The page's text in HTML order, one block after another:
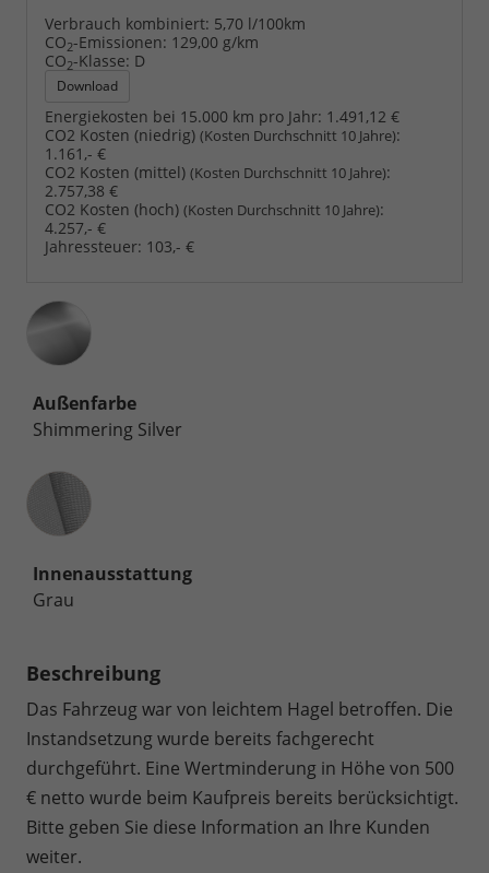
Verbrauch kombiniert: 5,70 l/100km
CO2-Emissionen: 129,00 g/km
CO2-Klasse: D
Download
Energiekosten bei 15.000 km pro Jahr: 1.491,12 €
CO2 Kosten (niedrig) (Kosten Durchschnitt 10 Jahre):
1.161,- €
CO2 Kosten (mittel) (Kosten Durchschnitt 10 Jahre):
2.757,38 €
CO2 Kosten (hoch) (Kosten Durchschnitt 10 Jahre):
4.257,- €
Jahressteuer: 103,- €
Außenfarbe
Shimmering Silver
Innenausstattung
Innenausstattung
Grau
Beschreibung
Das Fahrzeug war von leichtem Hagel betroffen. Die
Instandsetzung wurde bereits fachgerecht
durchgeführt. Eine Wertminderung in Höhe von 500
€ netto wurde beim Kaufpreis bereits berücksichtigt.
Bitte geben Sie diese Information an Ihre Kunden
weiter.